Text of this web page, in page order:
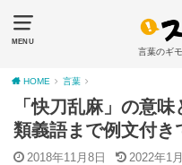
MENU
言葉のギ
HOME 言葉
「快刀乱麻」の意
類義語まで例文付き
2018年11月8日 2022年1